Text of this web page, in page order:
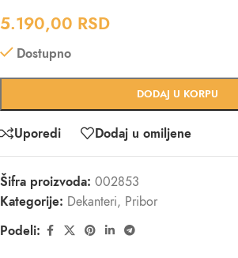
5.190,00 RSD
Dostupno
DODAJ U KORPU
Uporedi Dodaj u omiljene
Šifra proizvoda: 002853
Kategorije: Dekanteri, Pribor
Podeli: